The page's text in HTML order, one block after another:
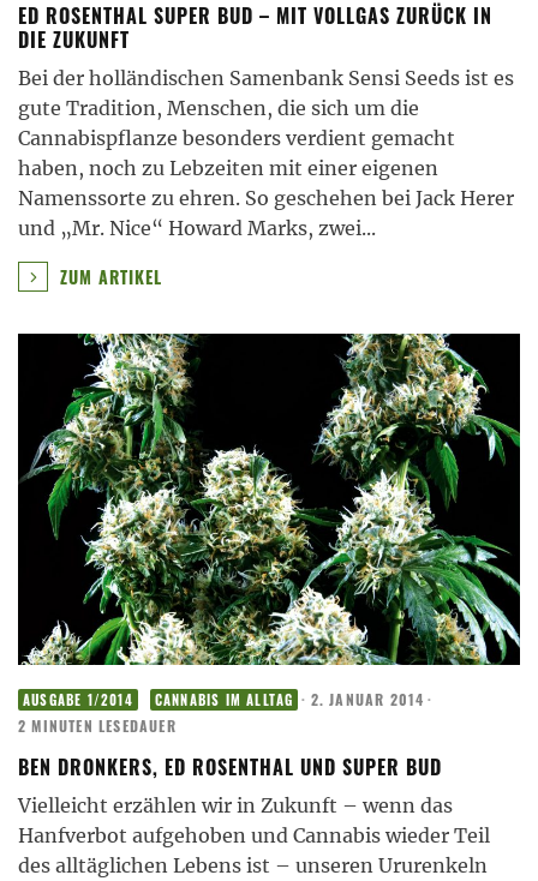
ED ROSENTHAL SUPER BUD – MIT VOLLGAS ZURÜCK IN
DIE ZUKUNFT
Bei der holländischen Samenbank Sensi Seeds ist es
gute Tradition, Menschen, die sich um die
Cannabispflanze besonders verdient gemacht
haben, noch zu Lebzeiten mit einer eigenen
Namenssorte zu ehren. So geschehen bei Jack Herer
und „Mr. Nice“ Howard Marks, zwei...
ZUM ARTIKEL
AUSGABE 1/2014 CANNABIS IM ALLTAG · 2. JANUAR 2014 ·
2 MINUTEN LESEDAUER
BEN DRONKERS, ED ROSENTHAL UND SUPER BUD
Vielleicht erzählen wir in Zukunft – wenn das
Hanfverbot aufgehoben und Cannabis wieder Teil
des alltäglichen Lebens ist – unseren Ururenkeln